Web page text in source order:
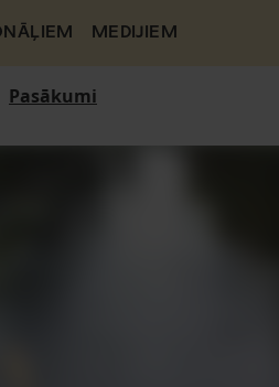
MEDIJIEM
Pasākumi